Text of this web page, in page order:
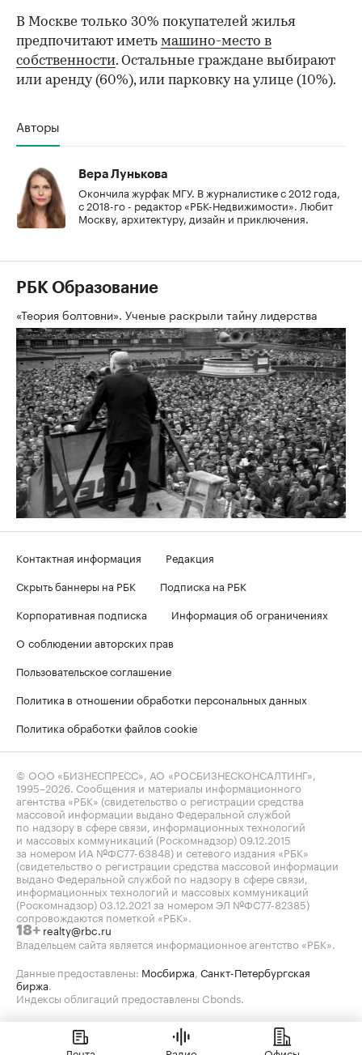
В Москве только 30% покупателей жилья
предпочитают иметь машино-место в
собственности. Остальные граждане выбирают
или аренду (60%), или парковку на улице (10%).
Авторы
Вера Лунькова
Окончила журфак МГУ. В журналистике с 2012 года,
с 2018-го - редактор «РБК-Недвижимости». Любит
Москву, архитектуру, дизайн и приключения.
РБК Образование
«Теория болтовни». Ученые раскрыли тайну лидерства
Контактная информация
Редакция
Скрыть баннеры на РБК
Подписка на РБК
Корпоративная подписка
Информация об ограничениях
О соблюдении авторских прав
Пользовательское соглашение
Политика в отношении обработки персональных данных
Политика обработки файлов cookie
© ООО «БИЗНЕСПРЕСС», АО «РОСБИЗНЕСКОНСАЛТИНГ»,
1995–2026. Сообщения и материалы информационного
агентства «РБК» (свидетельство о регистрации средства
массовой информации выдано Федеральной службой
по надзору в сфере связи, информационных технологий
и массовых коммуникаций (Роскомнадзор) 09.12.2015
за номером ИА №ФС77-63848) и сетевого издания «РБК»
(свидетельство о регистрации средства массовой информации
выдано Федеральной службой по надзору в сфере связи,
информационных технологий и массовых коммуникаций
(Роскомнадзор) 03.12.2021 за номером ЭЛ №ФС77-82385)
сопровождаются пометкой «РБК».
18+ realty@rbc.ru
Владельцем сайта является информационное агентство «РБК».
Данные предоставлены: Мосбиржа, Санкт-Петербургская
биржа.
Индексы облигаций предоставлены Cbonds.